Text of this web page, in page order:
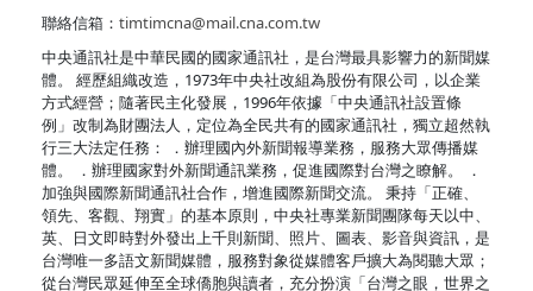
聯絡信箱： timtimcna@mail.cna.com.tw
中央通訊社是中華民國的國家通訊社，是台灣最具影響力的新聞媒
體。 經歷組織改造，1973年中央社改組為股份有限公司，以企業
方式經營；隨著民主化發展，1996年依據「中央通訊社設置條
例」改制為財團法人，定位為全民共有的國家通訊社，獨立超然執
行三大法定任務： ．辦理國內外新聞報導業務，服務大眾傳播媒
體。 ．辦理國家對外新聞通訊業務，促進國際對台灣之瞭解。 ．
加強與國際新聞通訊社合作，增進國際新聞交流。 秉持「正確、
領先、客觀、翔實」的基本原則，中央社專業新聞團隊每天以中、
英、日文即時對外發出上千則新聞、照片、圖表、影音與資訊，是
台灣唯一多語文新聞媒體，服務對象從媒體客戶擴大為閱聽大眾；
從台灣民眾延伸至全球僑胞與讀者，充分扮演「台灣之眼，世界之